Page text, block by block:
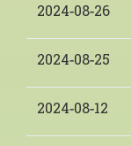
2024-08-26
2024-08-25
2024-08-12